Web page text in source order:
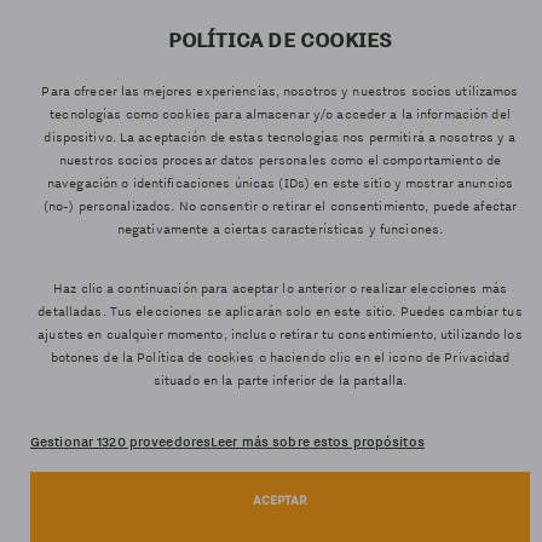
POLÍTICA DE COOKIES
Para ofrecer las mejores experiencias, nosotros y nuestros socios utilizamos
tecnologías como cookies para almacenar y/o acceder a la información del
dispositivo. La aceptación de estas tecnologías nos permitirá a nosotros y a
nuestros socios procesar datos personales como el comportamiento de
navegación o identificaciones únicas (IDs) en este sitio y mostrar anuncios
(no-) personalizados. No consentir o retirar el consentimiento, puede afectar
negativamente a ciertas características y funciones.
Haz clic a continuación para aceptar lo anterior o realizar elecciones más
detalladas. Tus elecciones se aplicarán solo en este sitio. Puedes cambiar tus
ajustes en cualquier momento, incluso retirar tu consentimiento, utilizando los
botones de la Política de cookies o haciendo clic en el icono de Privacidad
situado en la parte inferior de la pantalla.
Estadísticas
Gestionar 1320 proveedoresLeer más sobre estos propósitos
ACEPTAR
(RECEPCIÓN)
(WHATSAPP)
POLÍTICA DE PRIVACIDAD WEB
CONDICIONES DE CONTRATACIÓN
CANAL DE DENUNCIAS